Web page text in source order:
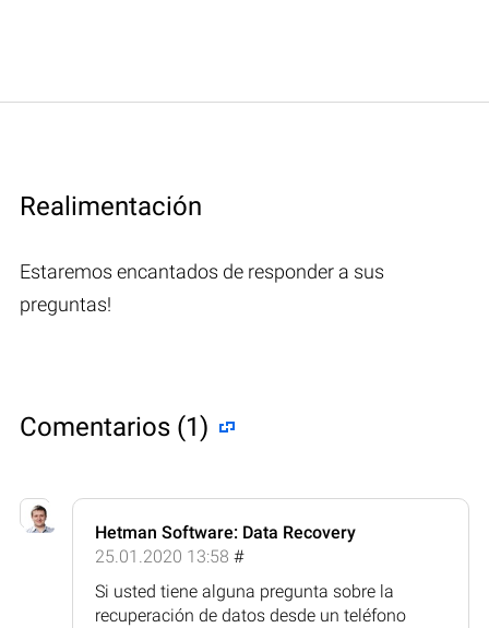
Realimentación
Estaremos encantados de responder a sus
preguntas!
Comentarios (1)
Hetman Software: Data Recovery
25.01.2020 13:58 #
Si usted tiene alguna pregunta sobre la
recuperación de datos desde un teléfono